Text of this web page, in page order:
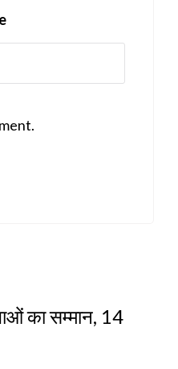
का सम्मान, 14